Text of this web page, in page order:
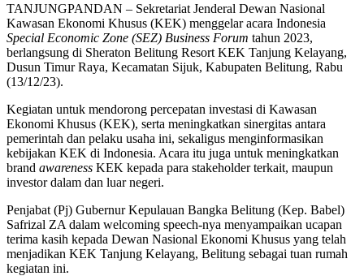
TANJUNGPANDAN – Sekretariat Jenderal Dewan Nasional
Kawasan Ekonomi Khusus (KEK) menggelar acara Indonesia
Special Economic Zone (SEZ) Business Forum tahun 2023,
berlangsung di Sheraton Belitung Resort KEK Tanjung Kelayang,
Dusun Timur Raya, Kecamatan Sijuk, Kabupaten Belitung, Rabu
(13/12/23).
Kegiatan untuk mendorong percepatan investasi di Kawasan
Ekonomi Khusus (KEK), serta meningkatkan sinergitas antara
pemerintah dan pelaku usaha ini, sekaligus menginformasikan
kebijakan KEK di Indonesia. Acara itu juga untuk meningkatkan
brand awareness KEK kepada para stakeholder terkait, maupun
investor dalam dan luar negeri.
Penjabat (Pj) Gubernur Kepulauan Bangka Belitung (Kep. Babel)
Safrizal ZA dalam welcoming speech-nya menyampaikan ucapan
terima kasih kepada Dewan Nasional Ekonomi Khusus yang telah
menjadikan KEK Tanjung Kelayang, Belitung sebagai tuan rumah
kegiatan ini.